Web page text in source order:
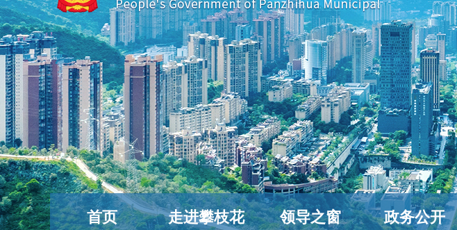
首页 走进攀枝花 领导之窗 政务公开